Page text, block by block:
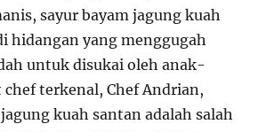
sayur bayam jagung kuah
hidangan yang menggugah
untuk disukai oleh anak-
terkenal, Chef Andrian,
kuah santan adalah salah